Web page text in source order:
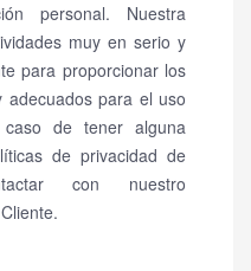
personal. Nuestra
muy en serio y
para proporcionar los
adecuados para el uso
de tener alguna
de privacidad de
con nuestro